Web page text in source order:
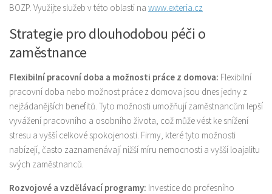
BOZP. Využijte služeb v této oblasti na www.exteria.cz
Strategie pro dlouhodobou péči o
zaměstnance
Flexibilní pracovní doba a možnosti práce z domova: Flexibilní
pracovní doba nebo možnost práce z domova jsou dnes jedny z
nejžádanějších benefitů. Tyto možnosti umožňují zaměstnancům lepší
vyvážení pracovního a osobního života, což může vést ke snížení
stresu a vyšší celkové spokojenosti. Firmy, které tyto možnosti
nabízejí, často zaznamenávají nižší míru nemocnosti a vyšší loajalitu
svých zaměstnanců.
Rozvojové a vzdělávací programy: Investice do profesního